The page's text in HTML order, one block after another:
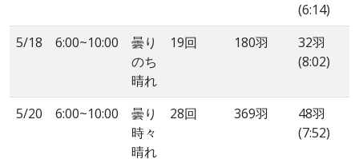
(6:14)
5/18
6:00~10:00
曇り
のち
晴れ
19回 180羽
32羽
(8:02)
5/20 6:00~10:00
曇り
時々
晴れ
28回 369羽
48羽
(7:52)